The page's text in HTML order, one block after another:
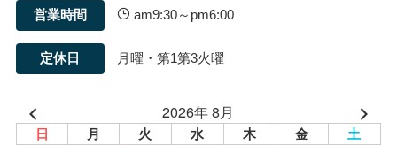
営業時間 am9:30～pm6:00
定休日 月曜・第1第3火曜
2026年 8月
日 月 火 水 木 金 土